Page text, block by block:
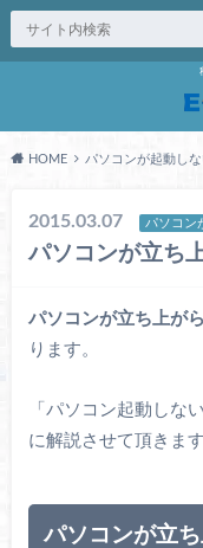
HOME パソコンが起動し
2015.03.07 パソコン
パソコンが立ち
パソコンが立ち上が
ります。
「パソコン起動しな
に解説させて頂きます
パソコンが立